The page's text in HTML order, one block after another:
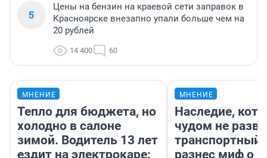
5
Цены на бензин на краевой сети заправок в
Красноярске внезапно упали больше чем на
20 рублей
14 400 60
МНЕНИЕ
Тепло для бюджета, но
холодно в салоне
зимой. Водитель 13 лет
ездит на электрокаре:
МНЕНИЕ
Наследие,
чудом не
транспортный
разнес миф о